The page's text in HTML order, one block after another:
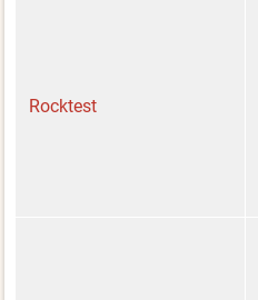
Rocktest